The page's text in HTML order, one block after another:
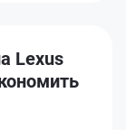
Lexus